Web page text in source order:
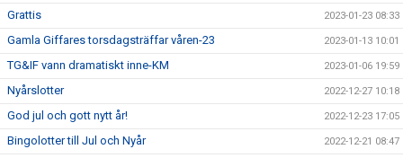
Grattis 2023-01-23 08:33
Gamla Giffares torsdagsträffar våren-23 2023-01-13 10:01
TG&IF vann dramatiskt inne-KM 2023-01-06 19:59
Nyårslotter 2022-12-27 10:18
God jul och gott nytt år! 2022-12-23 17:05
Bingolotter till Jul och Nyår 2022-12-21 08:47